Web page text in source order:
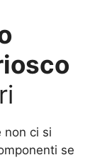
non ci si
se